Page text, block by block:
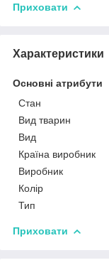
Приховати
Характеристики
Основні атрибути
Стан
Вид тварин
Вид
Країна виробник
Виробник
Колір
Тип
Приховати